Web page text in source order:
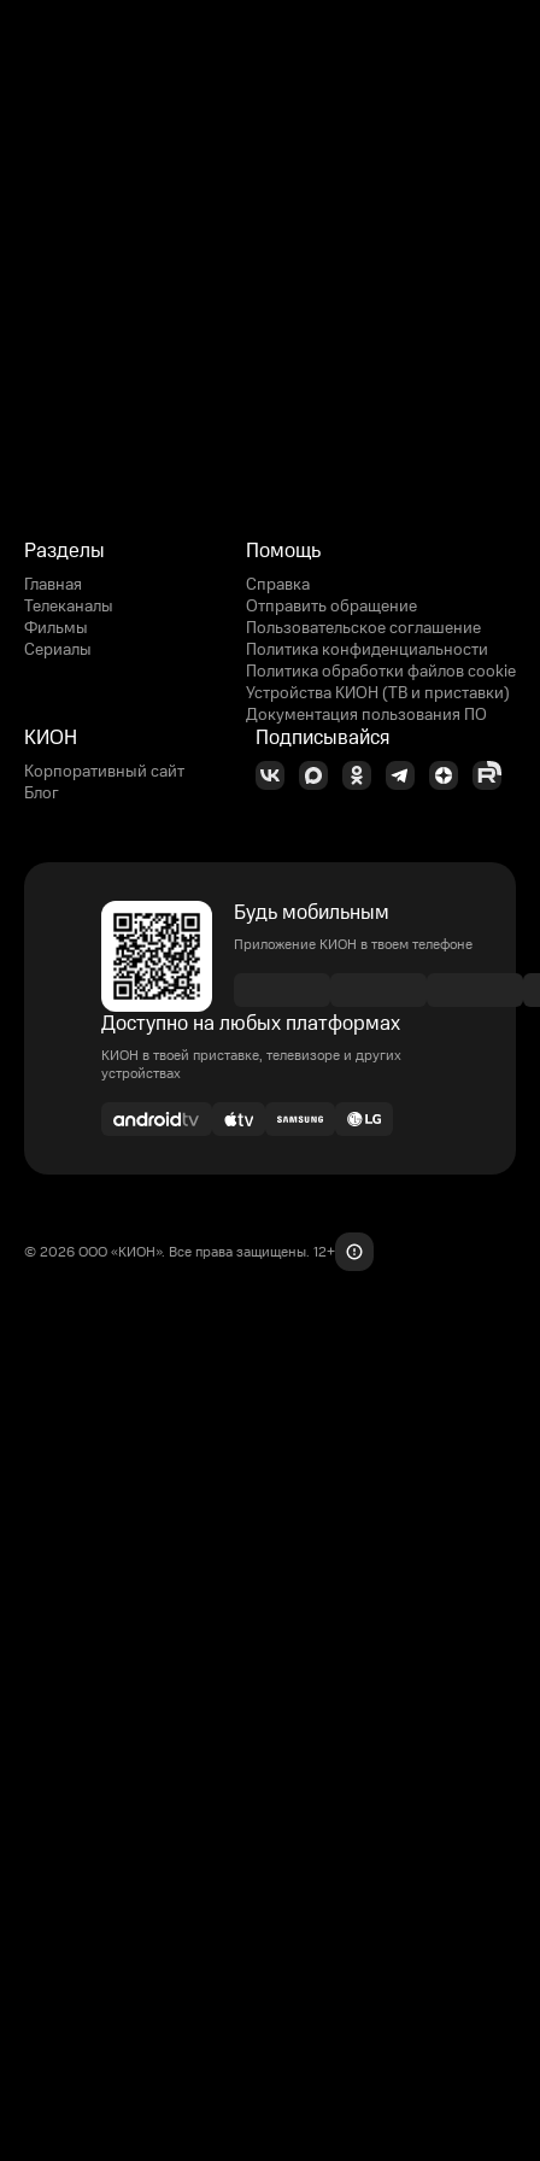
Разделы
Главная
Телеканалы
Фильмы
Сериалы
Помощь
Справка
Отправить обращение
Пользовательское соглашение
Политика конфиденциальности
Политика обработки файлов cookie
Устройства КИОН (ТВ и приставки)
Документация пользования ПО
КИОН
Корпоративный сайт
Блог
Подписывайся
Будь мобильным
Приложение КИОН в твоем телефоне
Доступно на любых платформах
КИОН в твоей приставке, телевизоре и других
устройствах
© 2026 ООО «КИОН». Все права защищены. 12+